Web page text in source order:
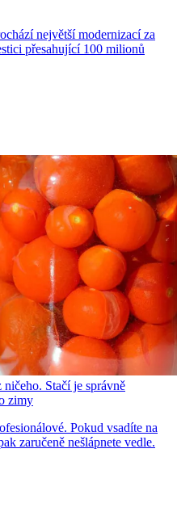
největší modernizací za
přesahující 100 milionů
Stačí je správně
zimy
Pokud vsadíte na
zaručeně nešlápnete vedle.